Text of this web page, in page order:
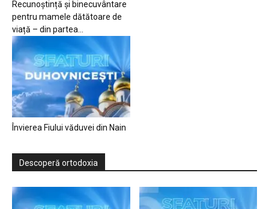
Recunoștință și binecuvântare
pentru mamele dătătoare de
viață – din partea...
Învierea Fiului văduvei din Nain
Descoperă ortodoxia